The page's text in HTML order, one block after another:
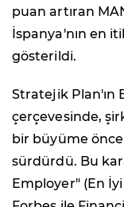
puan artıran
İspanya'nın en
gösterildi.
Stratejik Plan'ın
çerçevesinde,
bir büyüme
sürdürdü. Bu
Employer" (En İyi